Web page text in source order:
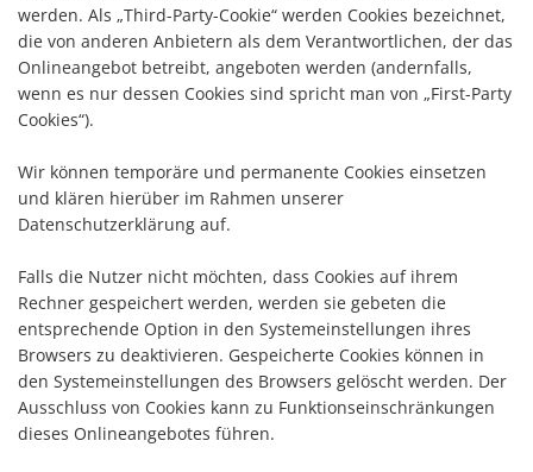
werden. Als „Third-Party-Cookie“ werden Cookies bezeichnet,
die von anderen Anbietern als dem Verantwortlichen, der das
Onlineangebot betreibt, angeboten werden (andernfalls,
wenn es nur dessen Cookies sind spricht man von „First-Party
Cookies“).
Wir können temporäre und permanente Cookies einsetzen
und klären hierüber im Rahmen unserer
Datenschutzerklärung auf.
Falls die Nutzer nicht möchten, dass Cookies auf ihrem
Rechner gespeichert werden, werden sie gebeten die
entsprechende Option in den Systemeinstellungen ihres
Browsers zu deaktivieren. Gespeicherte Cookies können in
den Systemeinstellungen des Browsers gelöscht werden. Der
Ausschluss von Cookies kann zu Funktionseinschränkungen
dieses Onlineangebotes führen.